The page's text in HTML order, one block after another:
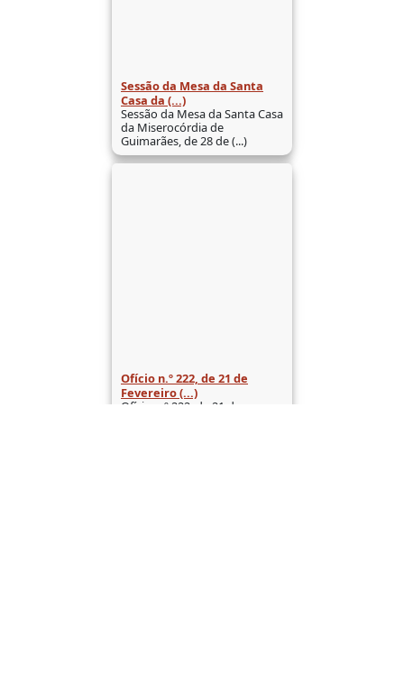
Sessão da Mesa da Santa
Casa da (...)
Sessão da Mesa da Santa Casa
da Miserocórdia de
Guimarães, de 28 de (...)
Ofício n.º 222, de 21 de
Fevereiro (...)
Ofício n.º 222, de 21 de